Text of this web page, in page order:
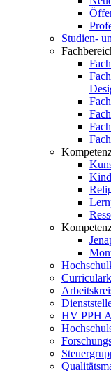
Studien-
HV PPH